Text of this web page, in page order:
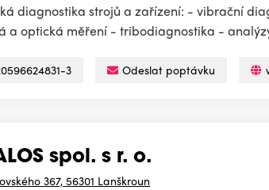
diagnostika strojů a zařízení: - vibrační
a optická měření - tribodiagnostika -
3 Odeslat poptávku
spol. s r. o.
367, 56301 Lanškroun